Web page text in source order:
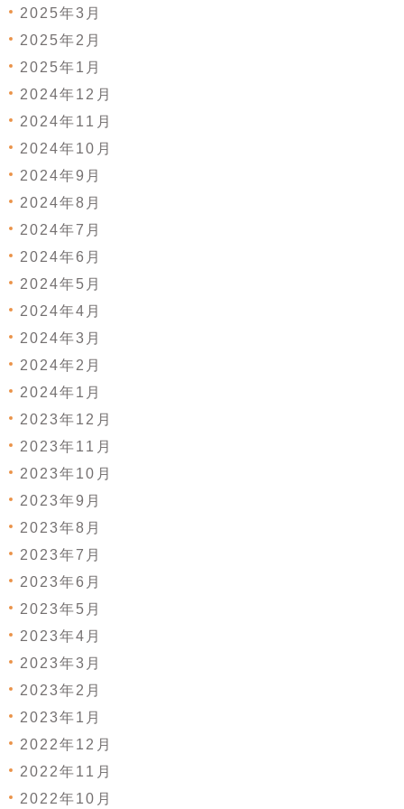
2025年3月
2025年2月
2025年1月
2024年12月
2024年11月
2024年10月
2024年9月
2024年8月
2024年7月
2024年6月
2024年5月
2024年4月
2024年3月
2024年2月
2024年1月
2023年12月
2023年11月
2023年10月
2023年9月
2023年8月
2023年7月
2023年6月
2023年5月
2023年4月
2023年3月
2023年2月
2023年1月
2022年12月
2022年11月
2022年10月